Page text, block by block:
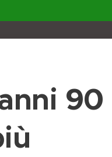
90